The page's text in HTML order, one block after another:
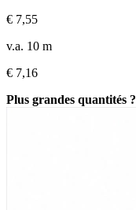
€ 7,55
v.a. 10 m
€ 7,16
Plus grandes quantités ?